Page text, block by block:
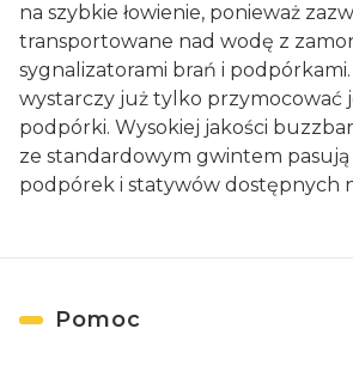
na szybkie łowienie, ponieważ
transportowane nad wodę z
sygnalizatorami brań i
wystarczy już tylko przymocować
podpórki. Wysokiej jakości
ze standardowym gwintem pasują
podpórek i statywów dostępnych
Linki w stopce
Pomoc